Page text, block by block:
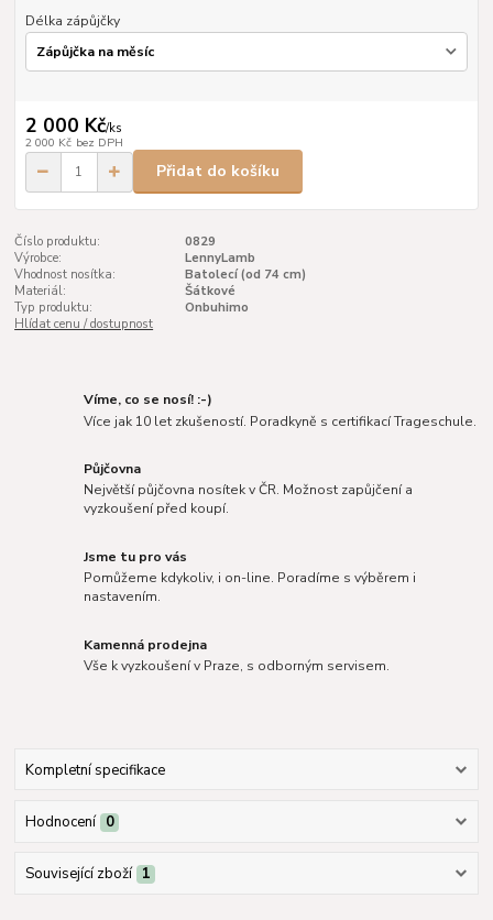
Délka zápůjčky
2 000 Kč/ks
2 000 Kč bez DPH
Přidat do košíku
Číslo produktu:
0829
Výrobce:
LennyLamb
Vhodnost nosítka:
Batolecí (od 74 cm)
Materiál:
Šátkové
Typ produktu:
Onbuhimo
Hlídat cenu / dostupnost
Víme, co se nosí! :-)
Více jak 10 let zkušeností. Poradkyně s certifikací Trageschule.
Půjčovna
Největší půjčovna nosítek v ČR. Možnost zapůjčení a
vyzkoušení před koupí.
Jsme tu pro vás
Pomůžeme kdykoliv, i on-line. Poradíme s výběrem i
nastavením.
Kamenná prodejna
Vše k vyzkoušení v Praze, s odborným servisem.
Kompletní specifikace
Hodnocení 0
Související zboží 1